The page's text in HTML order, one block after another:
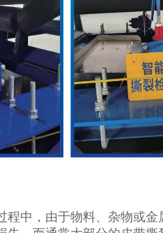
程中，由于物料、杂物或